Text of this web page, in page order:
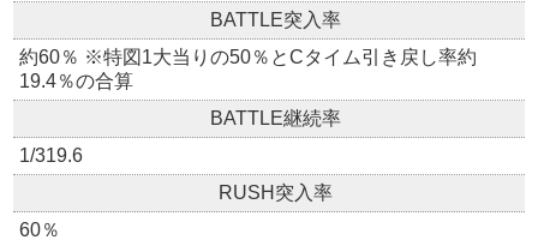
BATTLE突入率
約60％ ※特図1大当りの50％とCタイム引き戻し率約
19.4％の合算
BATTLE継続率
1/319.6
RUSH突入率
60％